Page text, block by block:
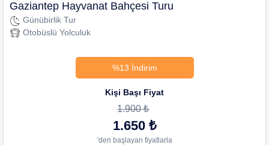
Gaziantep Hayvanat Bahçesi Turu
Günübirlik Tur
Otobüslü Yolculuk
%13 İndirim
Kişi Başı Fiyat
1.900 ₺
1.650 ₺
'den başlayan fiyatlarla